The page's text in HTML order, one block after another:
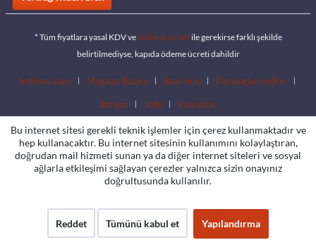
* Tüm fiyatlara yasal KDV veteslimat ücreti ile gerekirse farklı şekilde
belirtilmediyse, kapıda ödeme ücreti dahildir
İndirme alanı Mağaza Bulucu Bayi olun Katalogları indirin
İletişim Jobs Konumlar
Bu internet sitesi gerekli teknik işlemler için çerez kullanmaktadır ve
hep kullanacaktır. Bu internet sitesinin kullanımını kolaylaştıran,
doğrudan mail hizmeti sunan ya da diğer internet siteleri ve sosyal
ağlarla etkileşimi sağlayan çerezler yalnızca sizin onayınız
doğrultusunda kullanılır.
Reddet Tümünü kabul et Yapılandırma